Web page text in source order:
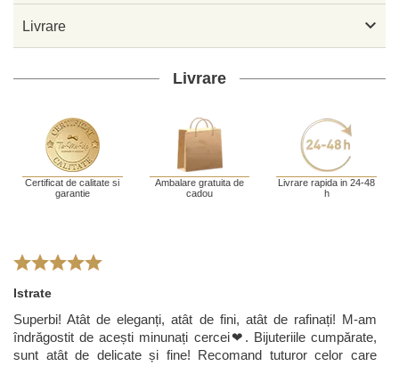
Livrare 
Livrare
Certificat de calitate si
garantie
Ambalare gratuita de
cadou
Livrare rapida in 24-48
h
Istrate
Superbi! Atât de eleganți, atât de fini, atât de rafinați! M-am
îndrăgostit de acești minunați cercei❤. Bijuteriile cumpărate,
sunt atât de delicate și fine! Recomand tuturor celor care